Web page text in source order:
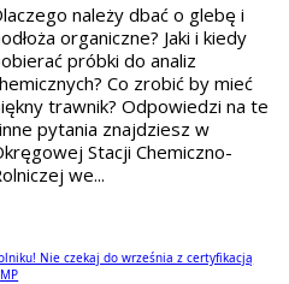
należy dbać o glebę i
organiczne? Jaki i kiedy
próbki do analiz
Co zrobić by mieć
trawnik? Odpowiedzi na te
pytania znajdziesz w
Stacji Chemiczno-
we...
Nie czekaj do września z certyfikacją